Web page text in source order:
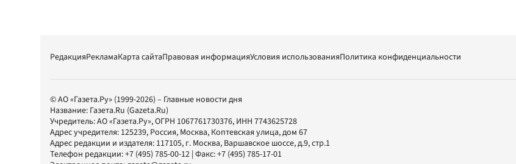
РедакцияРекламаКарта сайтаПравовая информацияУсловия использованияПолитика конфиденциальности
© АО «Газета.Ру» (1999-2026) – Главные новости дня
Название: Газета.Ru (Gazeta.Ru)
Учредитель:АО «Газета.Ру», ОГРН 1067761730376, ИНН 7743625728
Адрес учредителя: 125239, Россия, Москва, Коптевская улица, дом 67
Адрес редакции и издателя: 117105, г. Москва, Варшавское шоссе, д.9, стр.1
Телефон редакции:+7 (495) 785-00-12 | Факс:+7 (495) 785-17-01